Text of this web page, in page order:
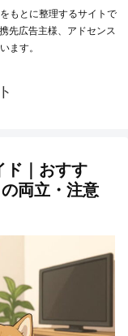
もとに整理するサイトで
先広告主様、アドセンス
ます。
ド｜おすす
両立・注意